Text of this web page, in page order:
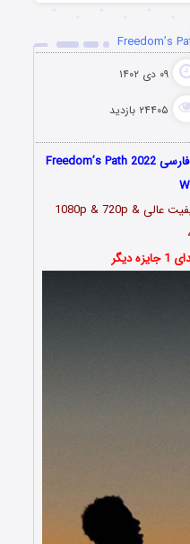
۰۹ دی ۱۴۰۲
۲۴۴۰۵ بازدید
دانلود فیلم مسیر آزادی با زیرنویس فارسی Freedom’s Path 2022
با کیفیت عالی 1080p & 720p &